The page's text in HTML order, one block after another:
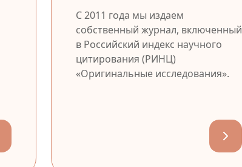
С 2011 года мы издаем
собственный журнал, включенный
в Российский индекс научного
цитирования (РИНЦ)
«Оригинальные исследования».